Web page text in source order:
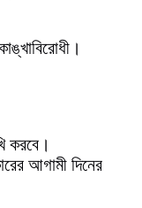
করবে।
আগামী দিনের